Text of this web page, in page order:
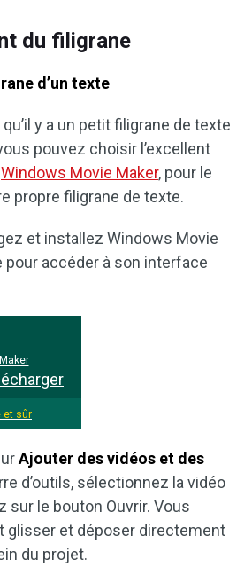
du filigrane
d’un texte
y a un petit filigrane de texte
pouvez choisir l’excellent
Windows Movie Maker, pour le
propre filigrane de texte.
et installez Windows Movie
pour accéder à son interface
et sûr
Ajouter des vidéos et des
d’outils, sélectionnez la vidéo
sur le bouton Ouvrir. Vous
glisser et déposer directement
du projet.